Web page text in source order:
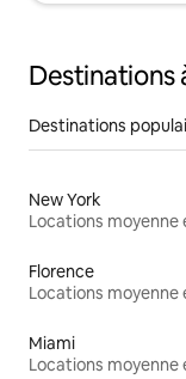
Destinations
Destinations
New York
Florence
Miami